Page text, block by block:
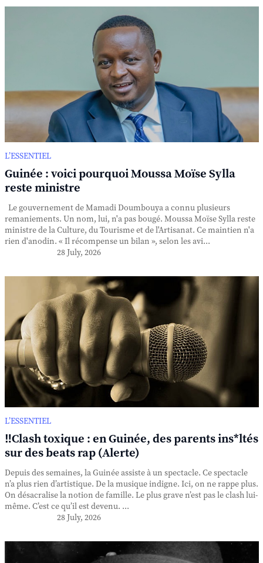
L’ESSENTIEL
Guinée : voici pourquoi Moussa Moïse Sylla
reste ministre
Le gouvernement de Mamadi Doumbouya a connu plusieurs
remaniements. Un nom, lui, n'a pas bougé. Moussa Moïse Sylla reste
ministre de la Culture, du Tourisme et de l'Artisanat. Ce maintien n'a
rien d'anodin. « Il récompense un bilan », selon les avi...
28 July, 2026
L’ESSENTIEL
‼️Clash toxique : en Guinée, des parents ins*ltés
sur des beats rap (Alerte)
Depuis des semaines, la Guinée assiste à un spectacle. Ce spectacle
n’a plus rien d’artistique. De la musique indigne. Ici, on ne rappe plus.
On désacralise la notion de famille. Le plus grave n’est pas le clash lui-
même. C’est ce qu’il est devenu. ...
28 July, 2026